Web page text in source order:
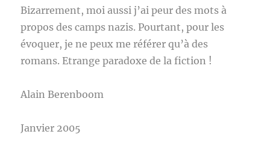
Bizarrement, moi aussi j’ai peur des mots à
propos des camps nazis. Pourtant, pour les
évoquer, je ne peux me référer qu’à des
romans. Etrange paradoxe de la fiction !
Alain Berenboom
Janvier 2005